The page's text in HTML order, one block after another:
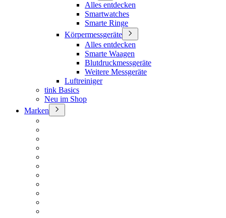
Alles entdecken
Smartwatches
Smarte Ringe
Körpermessgeräte
Alles entdecken
Smarte Waagen
Blutdruckmessgeräte
Weitere Messgeräte
Luftreiniger
tink Basics
Neu im Shop
Marken